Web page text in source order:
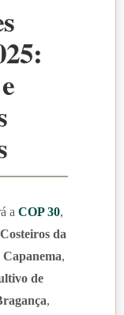
a COP 30,
da
,
de
,